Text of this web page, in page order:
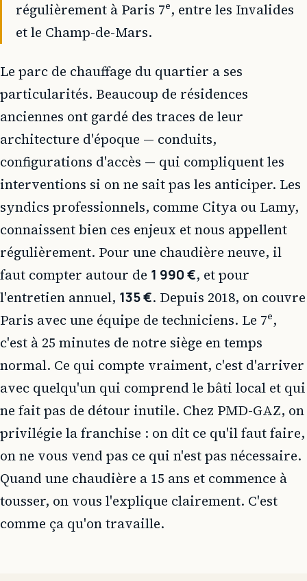
régulièrement à Paris 7ᵉ, entre les Invalides
et le Champ-de-Mars.
Le parc de chauffage du quartier a ses
particularités. Beaucoup de résidences
anciennes ont gardé des traces de leur
architecture d'époque — conduits,
configurations d'accès — qui compliquent les
interventions si on ne sait pas les anticiper. Les
syndics professionnels, comme Citya ou Lamy,
connaissent bien ces enjeux et nous appellent
régulièrement. Pour une chaudière neuve, il
faut compter autour de 1 990 €, et pour
l'entretien annuel, 135 €. Depuis 2018, on couvre
Paris avec une équipe de techniciens. Le 7ᵉ,
c'est à 25 minutes de notre siège en temps
normal. Ce qui compte vraiment, c'est d'arriver
avec quelqu'un qui comprend le bâti local et qui
ne fait pas de détour inutile. Chez PMD-GAZ, on
privilégie la franchise : on dit ce qu'il faut faire,
on ne vous vend pas ce qui n'est pas nécessaire.
Quand une chaudière a 15 ans et commence à
tousser, on vous l'explique clairement. C'est
comme ça qu'on travaille.